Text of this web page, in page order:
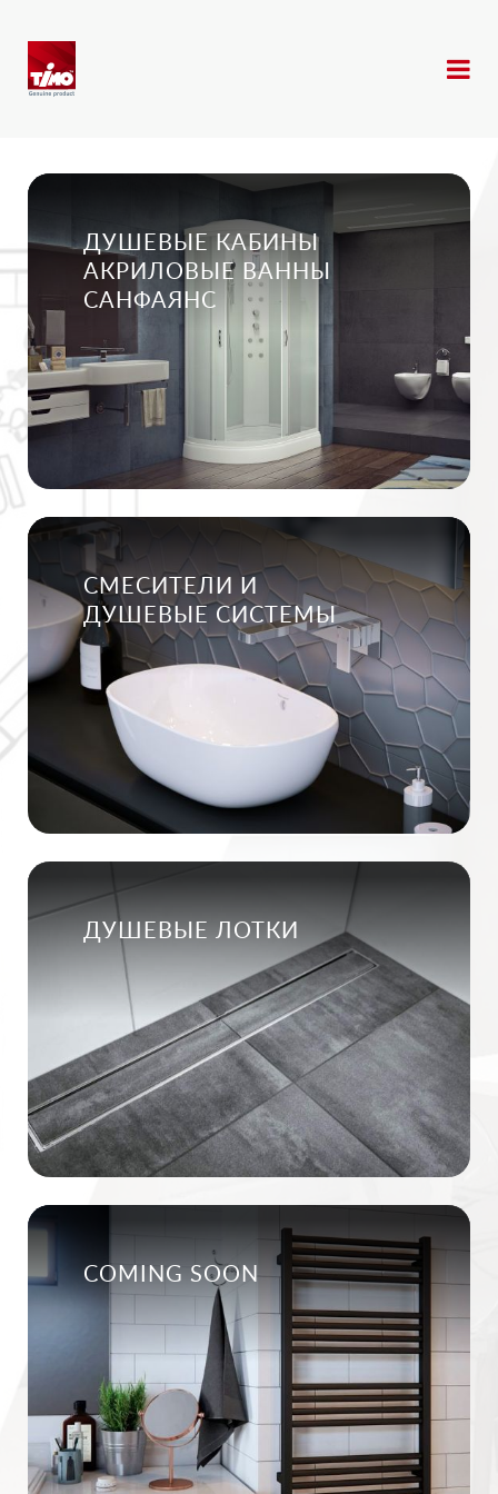
ДУШЕВЫЕ КАБИНЫ
АКРИЛОВЫЕ ВАННЫ
САНФАЯНС
СМЕСИТЕЛИ И
ДУШЕВЫЕ СИСТЕМЫ
ДУШЕВЫЕ ЛОТКИ
COMING SOON